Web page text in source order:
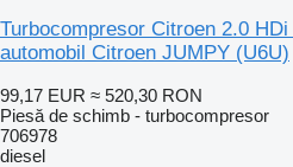
Turbocompresor Citroen 2.0
automobil Citroen JUMPY (U6U)
99,17 EUR ≈ 520,30 RON
Piesă de schimb - turbocompresor
706978
diesel